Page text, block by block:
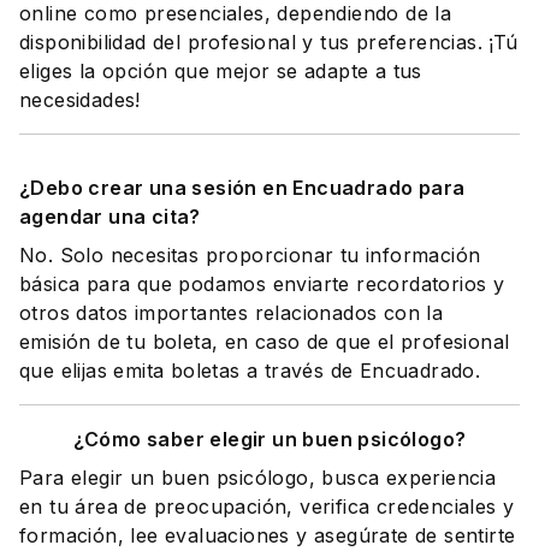
online como presenciales, dependiendo de la
disponibilidad del profesional y tus preferencias. ¡Tú
eliges la opción que mejor se adapte a tus
necesidades!
¿Debo crear una sesión en Encuadrado para
agendar una cita?
No. Solo necesitas proporcionar tu información
básica para que podamos enviarte recordatorios y
otros datos importantes relacionados con la
emisión de tu boleta, en caso de que el profesional
que elijas emita boletas a través de Encuadrado.
¿Cómo saber elegir un buen psicólogo?
Para elegir un buen psicólogo, busca experiencia
en tu área de preocupación, verifica credenciales y
formación, lee evaluaciones y asegúrate de sentirte